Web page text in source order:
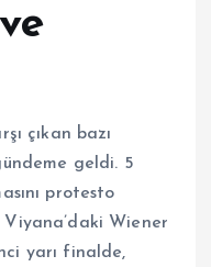
çıkan bazı
geldi. 5
protesto
Viyana’daki Wiener
yarı finalde,